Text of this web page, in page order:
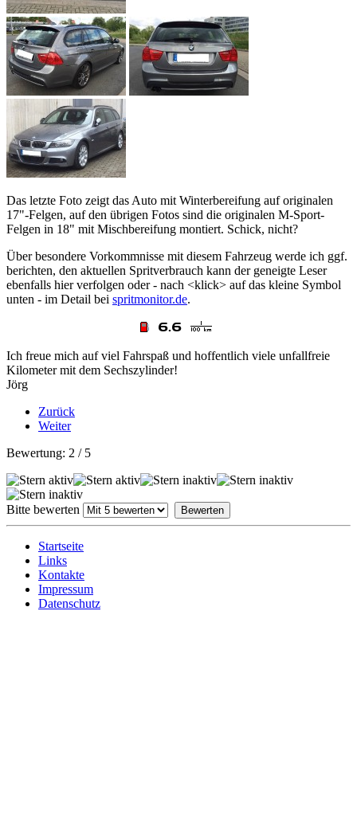
Das letzte Foto zeigt das Auto mit Winterbereifung auf originalen
17"-Felgen, auf den übrigen Fotos sind die originalen M-Sport-
Felgen in 18" mit Mischbereifung montiert. Schick, nicht?
Über besondere Vorkommnisse mit diesem Fahrzeug werde ich ggf.
berichten, den aktuellen Spritverbrauch kann der geneigte Leser
ebenfalls hier verfolgen oder - nach <klick> auf das kleine Symbol
unten - im Detail bei spritmonitor.de.
Ich freue mich auf viel Fahrspaß und hoffentlich viele unfallfreie
Kilometer mit dem Sechszylinder!
Jörg
Zurück
Weiter
Bewertung: 2 / 5
Bitte bewerten
Startseite
Links
Kontakte
Impressum
Datenschutz